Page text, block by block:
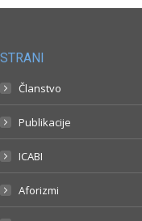
STRANI
Članstvo
Publikacije
ICABI
Aforizmi